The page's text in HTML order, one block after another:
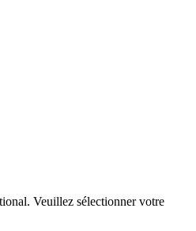
Veuillez sélectionner votre